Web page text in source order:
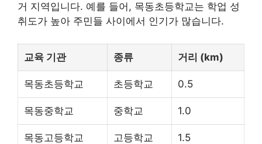
거 지역입니다. 예를 들어, 목동초등학교는 학업 성
취도가 높아 주민들 사이에서 인기가 많습니다.
교육 기관 종류 거리 (km)
목동초등학교 초등학교 0.5
목동중학교 중학교 1.0
목동고등학교 고등학교 1.5